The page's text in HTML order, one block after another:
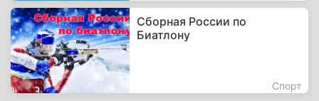
Сборная России по
Биатлону
Спорт